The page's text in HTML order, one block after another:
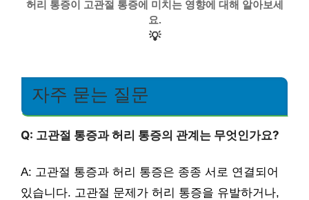
허리 통증이 고관절 통증에 미치는 영향에 대해 알아보세
요.
💡
자주 묻는 질문
Q: 고관절 통증과 허리 통증의 관계는 무엇인가요?
A: 고관절 통증과 허리 통증은 종종 서로 연결되어
있습니다. 고관절 문제가 허리 통증을 유발하거나,